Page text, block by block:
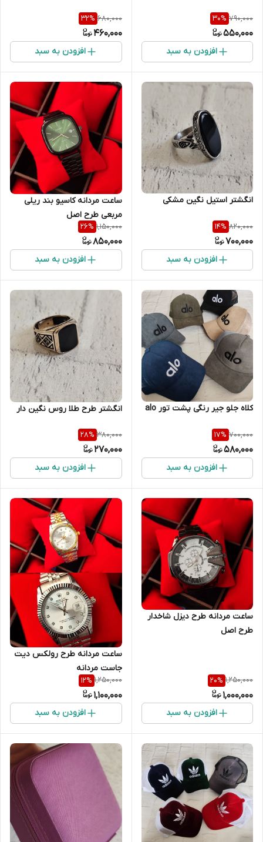
790,000
30%
550,000
افزودن به سبد
680,000
32%
460,000
افزودن به سبد
انگشتر استیل نگین مشکی
820,000
14%
700,000
افزودن به سبد
ساعت مردانه کاسیو بند ریلی
مربعی طرح اصل
1,150,000
26%
850,000
افزودن به سبد
کلاه جلو جیر رنگی پشت تور alo
700,000
17%
580,000
افزودن به سبد
انگشتر طرح طلا روس نگین دار
380,000
28%
270,000
افزودن به سبد
ساعت مردانه طرح دیزل شاخدار
طرح اصل
1,250,000
20%
1,000,000
افزودن به سبد
ساعت مردانه طرح رولکس دیت
جاست مردانه
1,250,000
12%
1,100,000
افزودن به سبد